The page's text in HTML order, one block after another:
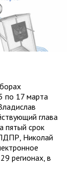
по 17 марта
глава
пятый срок
Николай
регионах, в